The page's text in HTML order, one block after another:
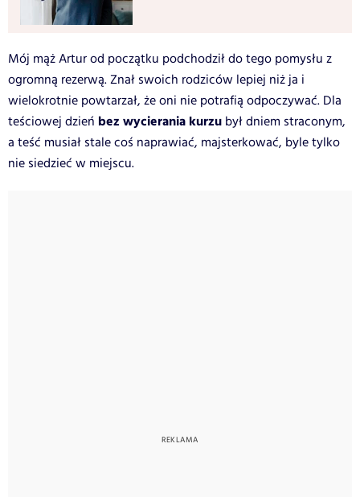
Mój mąż Artur od początku podchodził do tego pomysłu z
ogromną rezerwą. Znał swoich rodziców lepiej niż ja i
wielokrotnie powtarzał, że oni nie potrafią odpoczywać. Dla
teściowej dzień bez wycierania kurzu był dniem straconym,
a teść musiał stale coś naprawiać, majsterkować, byle tylko
nie siedzieć w miejscu.